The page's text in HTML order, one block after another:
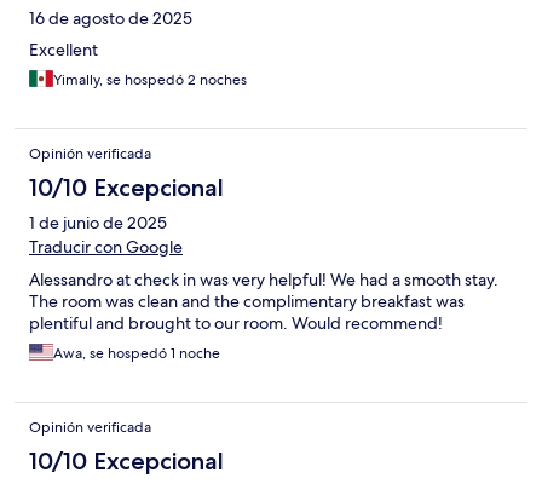
16 de agosto de 2025
Excellent
Yimally, se hospedó 2 noches
Opinión verificada
10/10 Excepcional
1 de junio de 2025
Traducir con Google
Alessandro at check in was very helpful! We had a smooth stay.
The room was clean and the complimentary breakfast was
plentiful and brought to our room. Would recommend!
Awa, se hospedó 1 noche
Opinión verificada
10/10 Excepcional